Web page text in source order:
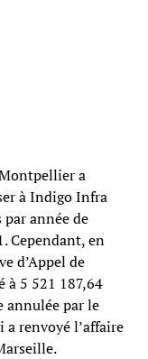
a
à Indigo Infra
par année de
Cependant, en
d’Appel de
à 5 521 187,64
annulée par le
a renvoyé l’affaire